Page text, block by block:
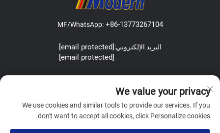
MF/WhatsApp:+86-13773267104
البريد الإلكتروني:[email protected]
[email protected]
We value your privacy
We use cookies and similar tools to provide our services. If you
don't want to accept all cookies, click Personalize cookies.